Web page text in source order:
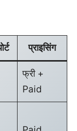
प्राइसिंग
फ्री +
Paid